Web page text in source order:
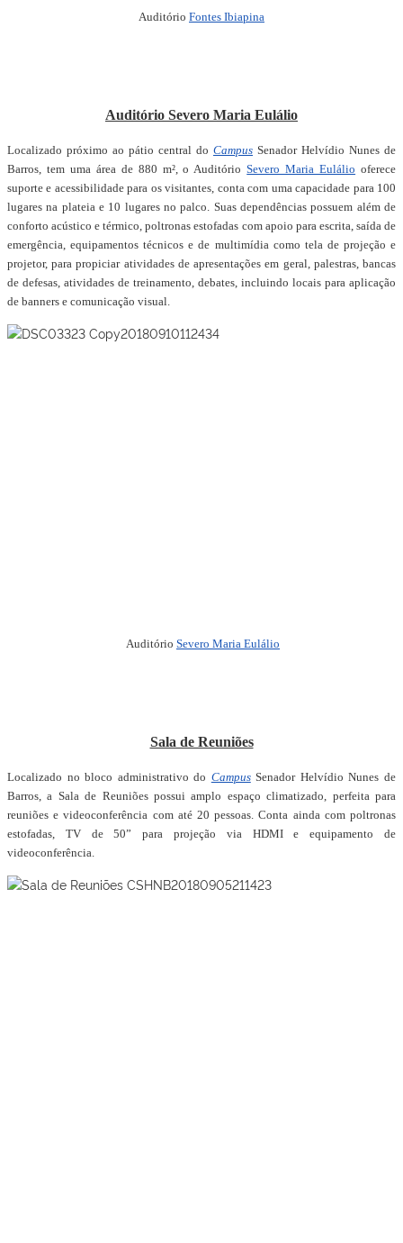
Auditório Fontes Ibiapina
Auditório Severo Maria Eulálio
Localizado próximo ao pátio central do Campus Senador Helvídio Nunes de
Barros, tem uma área de 880 m², o AuditórioSevero Maria Eulálio oferece
suporte e acessibilidade para os visitantes, conta com uma capacidade para 100
lugares na plateia e 10 lugares no palco. Suas dependências possuem além de
conforto acústico e térmico, poltronas estofadas com apoio para escrita, saída de
emergência, equipamentos técnicos e de multimídia como tela de projeção e
projetor, para propiciar atividades de apresentações em geral, palestras, bancas
de defesas, atividades de treinamento, debates, incluindo locais para aplicação
de banners e comunicação visual.
Auditório Severo Maria Eulálio
Sala de Reuniões
Localizado no bloco administrativo do CampusSenador Helvídio Nunes de
Barros, a Sala de Reuniões possui amplo espaço climatizado, perfeita para
reuniões e videoconferência com até 20 pessoas. Conta ainda com poltronas
estofadas, TV de 50” para projeção via HDMI e equipamento de
videoconferência.